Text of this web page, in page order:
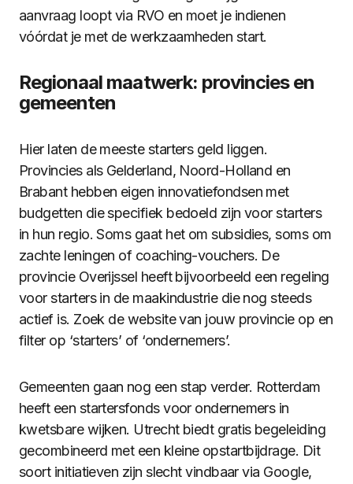
aanvraag loopt via RVO en moet je indienen
vóórdat je met de werkzaamheden start.
Regionaal maatwerk: provincies en
gemeenten
Hier laten de meeste starters geld liggen.
Provincies als Gelderland, Noord-Holland en
Brabant hebben eigen innovatiefondsen met
budgetten die specifiek bedoeld zijn voor starters
in hun regio. Soms gaat het om subsidies, soms om
zachte leningen of coaching-vouchers. De
provincie Overijssel heeft bijvoorbeeld een regeling
voor starters in de maakindustrie die nog steeds
actief is. Zoek de website van jouw provincie op en
filter op ‘starters’ of ‘ondernemers’.
Gemeenten gaan nog een stap verder. Rotterdam
heeft een startersfonds voor ondernemers in
kwetsbare wijken. Utrecht biedt gratis begeleiding
gecombineerd met een kleine opstartbijdrage. Dit
soort initiatieven zijn slecht vindbaar via Google,